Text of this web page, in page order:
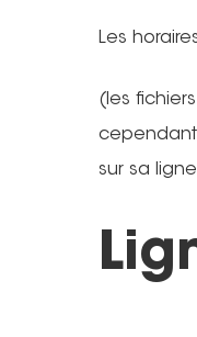
Les
(les
cependant
sur sa